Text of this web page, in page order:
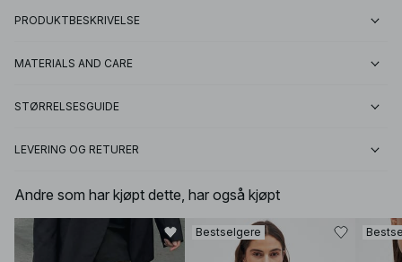
PRODUKTBESKRIVELSE
MATERIALS AND CARE
STØRRELSESGUIDE
LEVERING OG RETURER
Andre som har kjøpt dette, har også kjøpt
Bestselgere